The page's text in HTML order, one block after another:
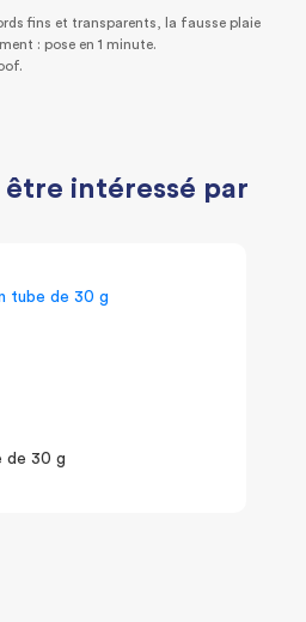
fins et transparents, la fausse plaie
: pose en 1 minute.
être intéressé par
de 30 g